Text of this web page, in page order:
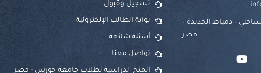
– دمياط الجديدة –
مصر
Y
o
تسجيل وقبول
بوابة الطالب الإلكترونية
أسئلة شائعة
تواصل معنا
المنح الدراسية لطلاب جامعة حورس - مصر